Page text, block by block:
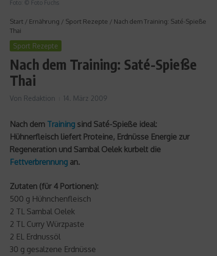
Foto: © Foto Fuchs
Start / Ernährung / Sport Rezepte / Nach dem Training: Saté-Spieße
Thai
Sport Rezepte
Nach dem Training: Saté-Spieße
Thai
Von Redaktion 14. März 2009
Nach dem Training sind Saté-Spieße ideal:
Hühnerfleisch liefert Proteine, Erdnüsse Energie zur
Regeneration und Sambal Oelek kurbelt die
Fettverbrennung an.
Zutaten (für 4 Portionen):
500 g Hühnchenfleisch
2 TL Sambal Oelek
2 TL Curry Würzpaste
2 EL Erdnussöl
30 g gesalzene Erdnüsse